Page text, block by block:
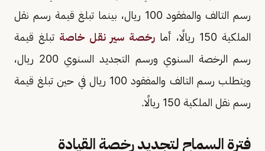
رسم التالف والمفقود 100 ريال، بينما تبلغ قيمة رسم نقل
الملكية 150 ريالًا، أما
رخصة سير نقل خاصة تبلغ قيمة
رسم الرخصة السنوي ورسم التجديد السنوي 200 ريال،
ويتطلب رسم التالف والمفقود 100 ريال في حين تبلغ قيمة
رسم نقل الملكية 150 ريالًا.
فترة السماح لتجديد رخصة القيادة